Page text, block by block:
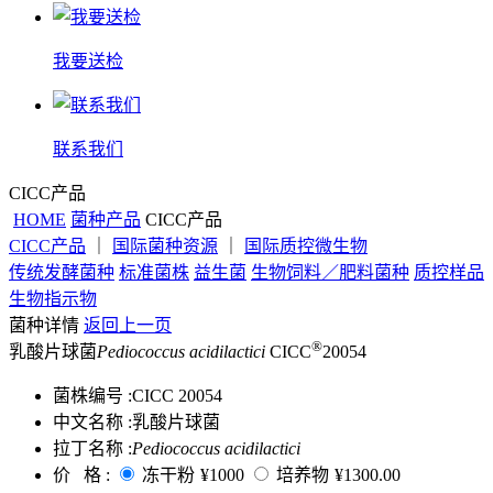
我要送检
联系我们
CICC产品
HOME 菌种产品 CICC产品
CICC产品
国际菌种资源
国际质控微生物
传统发酵菌种 标准菌株 益生菌 生物饲料／肥料菌种 质控样品
生物指示物
菌种详情 返回上一页
乳酸片球菌Pediococcus acidilactici CICC®20054
菌株编号 :CICC 20054
中文名称 :乳酸片球菌
拉丁名称 :Pediococcus acidilactici
价 格 :
冻干粉 ¥1000 培养物 ¥1300.00